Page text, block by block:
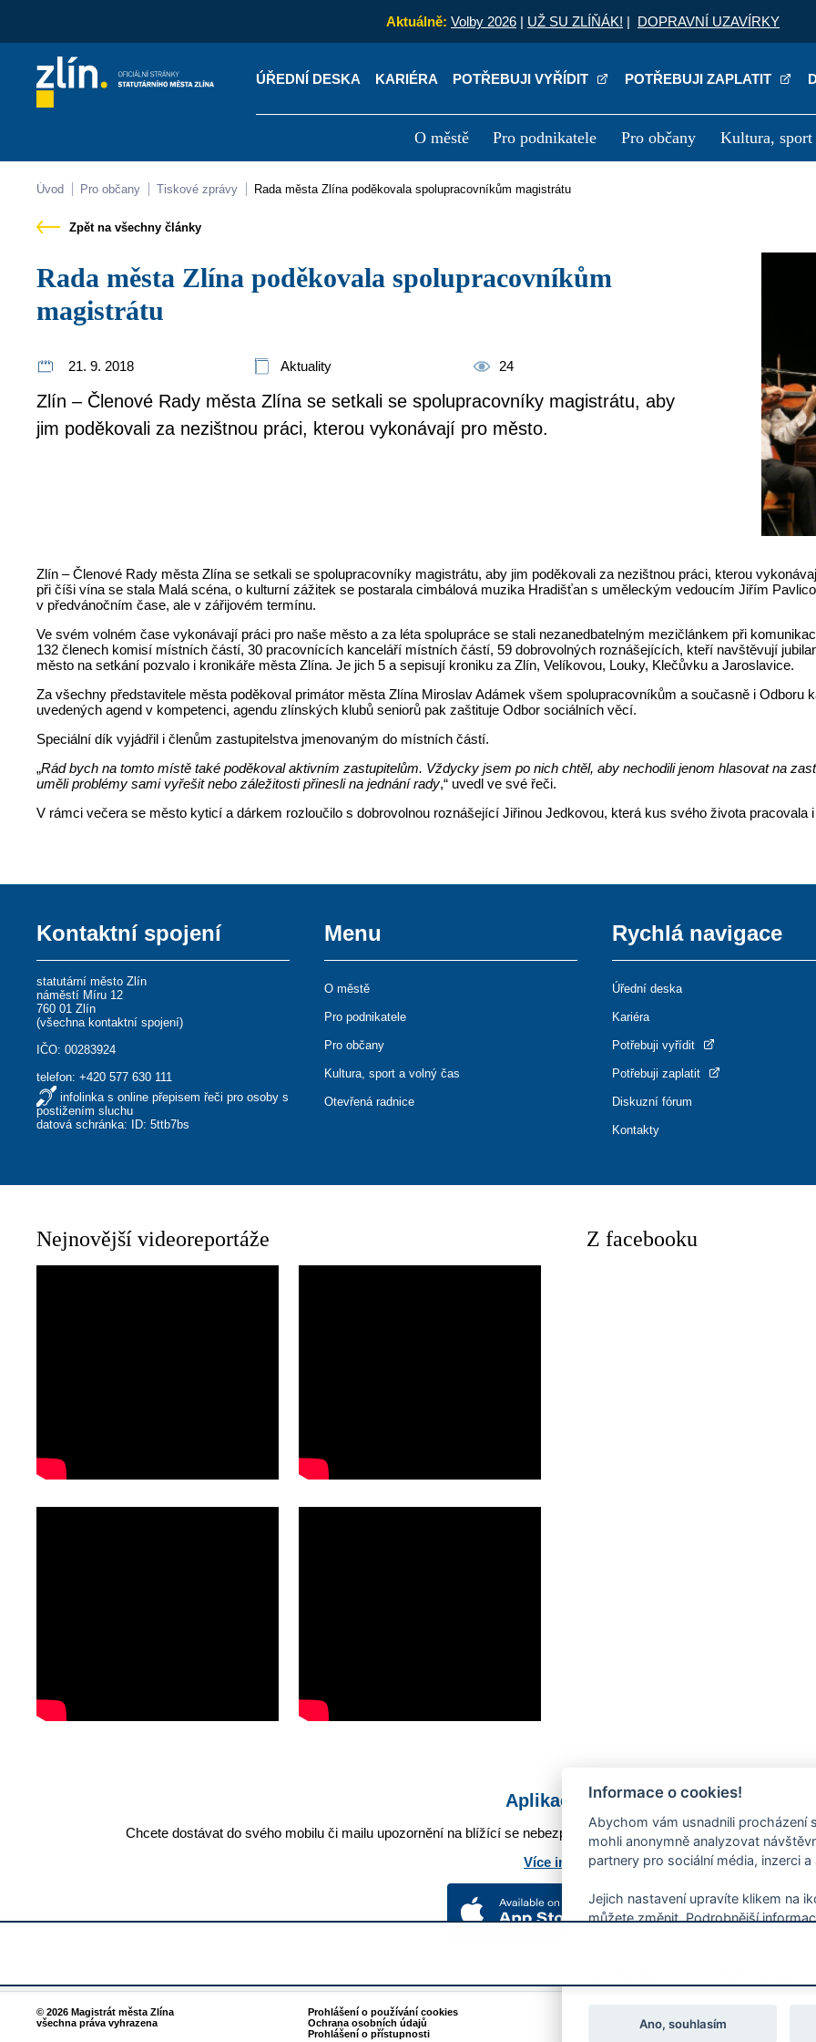
Aktuálně: Volby 2026 | UŽ SU ZLÍŇÁK! | DOPRAVNÍ UZAVÍRKY
ÚŘEDNÍ DESKA KARIÉRA POTŘEBUJI VYŘÍDIT POTŘEBUJI ZAPLATIT
O městě Pro podnikatele Pro občany Kultura, sport
Kontakty Úřední deska
Úvod Pro občany Tiskové zprávy Rada města Zlína poděkovala spolupracovníkům magistrátu
Zpět na všechny články
Rada města Zlína poděkovala spolupracovníkům
magistrátu
21. 9. 2018 Aktuality 24
Zlín – Členové Rady města Zlína se setkali se spolupracovníky magistrátu, aby
jim poděkovali za nezištnou práci, kterou vykonávají pro město.
Zlín – Členové Rady města Zlína se setkali se spolupracovníky magistrátu, aby jim poděkovali za nezištnou práci, kterou
při číši vína se stala Malá scéna, o kulturní zážitek se postarala cimbálová muzika Hradišťan s uměleckým vedoucím Jiřím
v předvánočním čase, ale v zářijovém termínu.
Ve svém volném čase vykonávají práci pro naše město a za léta spolupráce se stali nezanedbatelným mezičlánkem při
132 členech komisí místních částí, 30 pracovnících kanceláří místních částí, 59 dobrovolných roznášejících, kteří navštěvují
město na setkání pozvalo i kronikáře města Zlína. Je jich 5 a sepisují kroniku za Zlín, Velíkovou, Louky, Klečůvku a Jaroslavice.
Za všechny představitele města poděkoval primátor města Zlína Miroslav Adámek všem spolupracovníkům a současně i Odboru
uvedených agend v kompetenci, agendu zlínských klubů seniorů pak zaštituje Odbor sociálních věcí.
Speciální dík vyjádřil i členům zastupitelstva jmenovaným do místních částí.
„Rád bych na tomto místě také poděkoval aktivním zastupitelům. Vždycky jsem po nich chtěl, aby nechodili jenom hlasovat na
uměli problémy sami vyřešit nebo záležitosti přinesli na jednání rady,“ uvedl ve své řeči.
V rámci večera se město kyticí a dárkem rozloučilo s dobrovolnou roznášející Jiřinou Jedkovou, která kus svého života pracovala
Kontaktní spojení
statutární město Zlín
náměstí Míru 12
760 01 Zlín
(všechna kontaktní spojení)
IČO: 00283924
telefon:+420 577 630 111
infolinka s online přepisem řeči pro osoby s
postižením sluchu
datová schránka: ID: 5ttb7bs
Menu
O městě
Pro podnikatele
Pro občany
Kultura, sport a volný čas
Otevřená radnice
Rychlá navigace
Úřední deska
Kariéra
Potřebuji vyřídit
Potřebuji zaplatit
Diskuzní fórum
Kontakty
Nejnovější videoreportáže Z facebooku
Aplikace Mobilní rozhlas
Chcete dostávat do svého mobilu či mailu upozornění na blížící se nebezpečí, odstávky, poruchy a výpadky
Více informací o aplikaci
© 2026 Magistrát města Zlína
všechna práva vyhrazena
Prohlášení o používání cookies
Ochrana osobních údajů
Prohlášení o přístupnosti
webmaster@zlin.eu
Informace o cookies!
Abychom vám usnadnili procházení
mohli anonymně analyzovat
partnery pro sociální média, inzerci a
Jejich nastavení upravíte klikem na
můžete změnit. Podrobnější
Ano, souhlasím